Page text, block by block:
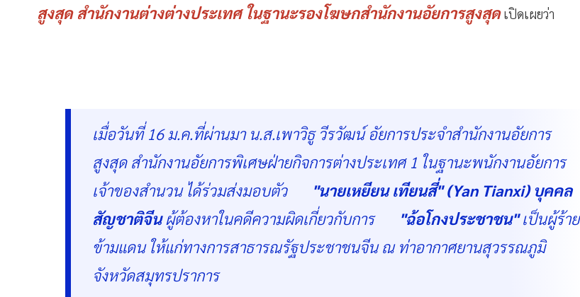
สูงสุด สำนักงานต่างต่างประเทศ ในฐานะรองโฆษกสำนักงานอัยการสูงสุดเปิดเผยว่า
เมื่อวันที่ 16 ม.ค.ที่ผ่านมา น.ส.เพาวิธู วีรวัฒน์ อัยการประจำสำนักงานอัยการ
สูงสุด สำนักงานอัยการพิเศษฝ่ายกิจการต่างประเทศ 1 ในฐานะพนักงานอัยการ
เจ้าของสำนวน ได้ร่วมส่งมอบตัว
"นายเหยียน เทียนสี่" (Yan Tianxi) บุคคล
สัญชาติจีนผู้ต้องหาในคดีความผิดเกี่ยวกับการ "ฉ้อโกงประชาชน"เป็นผู้ร้าย
ข้ามแดน ให้แก่ทางการสาธารณรัฐประชาชนจีน ณ ท่าอากาศยานสุวรรณภูมิ
จังหวัดสมุทรปราการ